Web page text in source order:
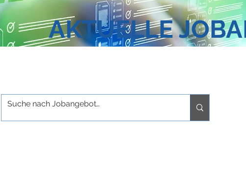
AKTUELLE